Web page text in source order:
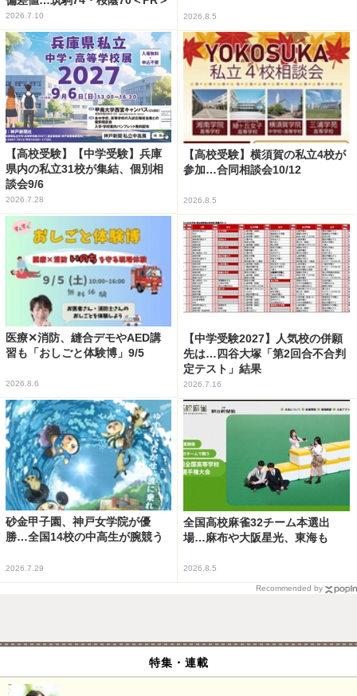
2026.7.10 2026.8.5
【高校受験】【中学受験】兵庫
県内の私立31校が集結、個別相
談会9/6
2026.7.28
【高校受験】横須賀の私立4校が
参加…合同相談会10/12
2026.8.5
医療✕消防、縫合デモやAED講
習も「おしごと体験博」9/5
2026.8.6
【中学受験2027】人気校の併願
先は…四谷大塚「第2回合不合判
定テスト」結果
2026.7.16
砂金甲子園、神戸女学院が優
勝…全国14校の中高生が腕競う
2026.7.29
全国高校麻雀32チーム本選出
場…麻布や大阪星光、東海も
2026.8.5
Recommended by
特集・連載